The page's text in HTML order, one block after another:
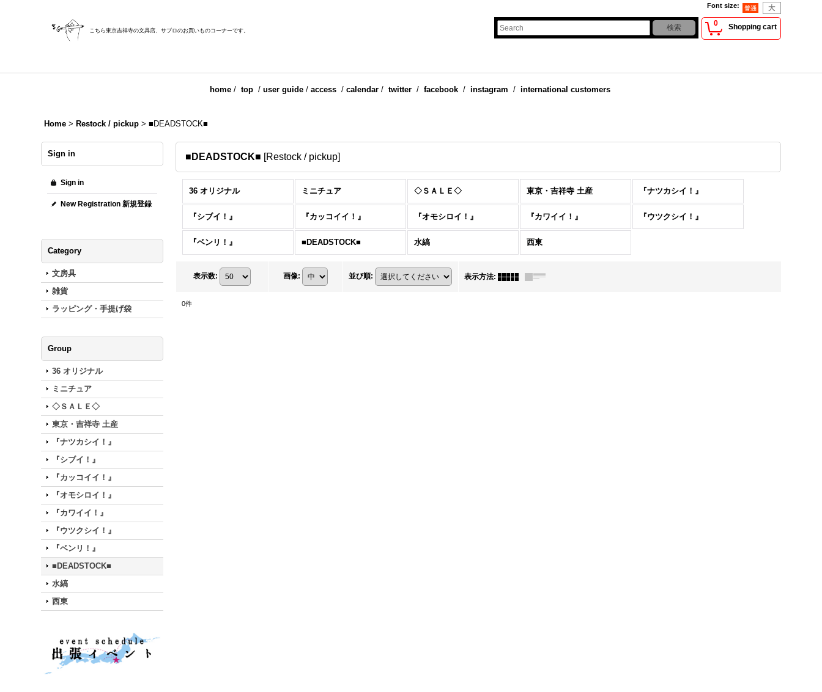
Font size:
こちら東京吉祥寺の文具店、サブロのお買いものコーナーです。
0 Shopping cart
home/ top/ user guide/ access/ calendar/ twitter/ facebook/ instagram / international customers
Home > Restock / pickup > ■DEADSTOCK■
Sign in
Sign in
New Registration 新規登録
Category
文房具
雑貨
ラッピング・手提げ袋
Group
36 オリジナル
ミニチュア
◇ＳＡＬＥ◇
東京・吉祥寺 土産
『ナツカシイ！』
『シブイ！』
『カッコイイ！』
『オモシロイ！』
『カワイイ！』
『ウツクシイ！』
『ベンリ！』
■DEADSTOCK■
水縞
西東
■DEADSTOCK■ [Restock / pickup]
36 オリジナル ミニチュア ◇ＳＡＬＥ◇ 東京・吉祥寺 土産 『ナツカシイ！』
『シブイ！』 『カッコイイ！』 『オモシロイ！』 『カワイイ！』 『ウツクシイ！』
『ベンリ！』 ■DEADSTOCK■ 水縞 西東
表示数: 画像: 並び順: 表示方法:
0件